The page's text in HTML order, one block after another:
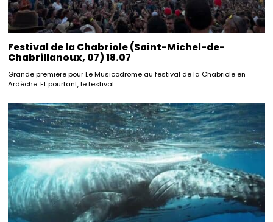
Festival de la Chabriole (Saint-Michel-de-
Chabrillanoux, 07) 18.07
Grande première pour Le Musicodrome au festival de la Chabriole en
Ardèche. Et pourtant, le festival